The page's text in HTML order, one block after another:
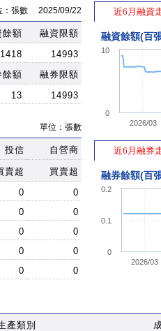
：張數 2025/09/22
餘額
融資限額
1418
14993
餘額
融券限額
13 14993
單位：張數
投信 自營商
賣超
買賣超
0
0
0
0
0
0
0
0
0 0
近6月融資
融資餘額(百
2026/03
0
10
近6月融券
融券餘額(百
2026/03
0
0.1
0.2
產類別